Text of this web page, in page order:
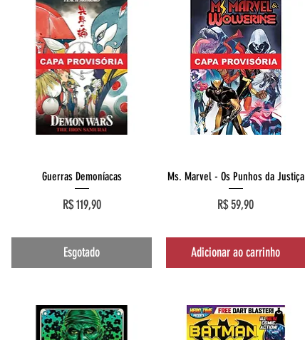
Visualização rápida
Guerras Demoníacas
Preço
R$ 119,90
Esgotado
Visualização rápida
Ms. Marvel - Os Punhos da Justiça
Preço
R$ 59,90
Adicionar ao carrinho